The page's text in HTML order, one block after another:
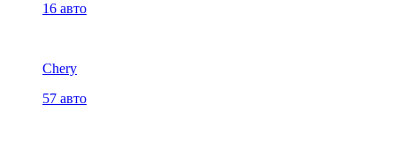
16 авто
Chery
57 авто